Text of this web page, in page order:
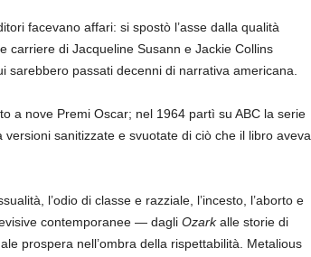
facevano affari: si spostò l’asse dalla qualità
carriere di Jacqueline Susann e Jackie Collins
passati decenni di narrativa americana.
a nove Premi Oscar; nel 1964 partì su ABC la serie
sanitizzate e svuotate di ciò che il libro aveva
l’odio di classe e razziale, l’incesto, l’aborto e
contemporanee — dagli Ozarkalle storie di
prospera nell’ombra della rispettabilità. Metalious